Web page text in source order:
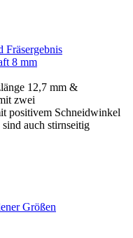
8 mm
12,7 mm &
zwei
positivem Schneidwinkel
auch stirnseitig